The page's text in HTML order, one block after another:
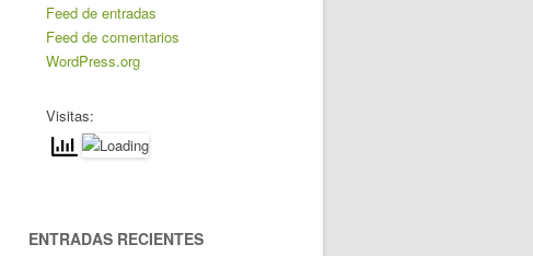
Feed de entradas
Feed de comentarios
WordPress.org
Visitas:
ENTRADAS RECIENTES